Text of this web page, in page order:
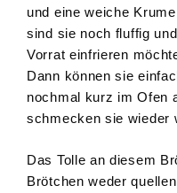
und eine weiche
sind sie noch fluffig
Vorrat einfrieren
Dann können sie
nochmal kurz im Ofen
schmecken sie wieder
Das Tolle an diesem
Brötchen weder